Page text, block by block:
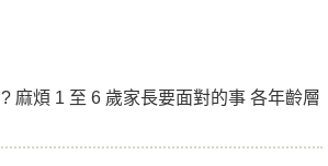
麻煩 1 至 6 歲家長要面對的事 各年齡層